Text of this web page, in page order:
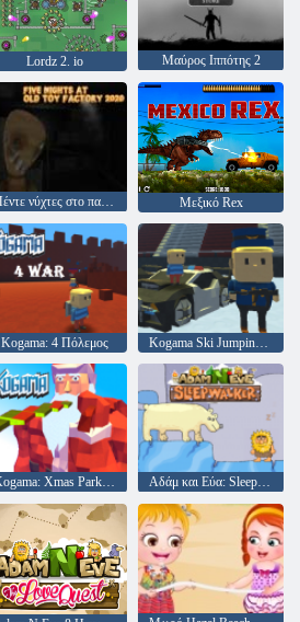
Lordz 2. io Μαύρος Ιππότης 2
Πέντε νύχτες στο παλιό εργοστάσιο παιχνιδιών 2020 Μεξικό Rex
Kogama: 4 Πόλεμος
Kogama: Xmas Parkour Αδάμ και Εύα: Sleepwalker